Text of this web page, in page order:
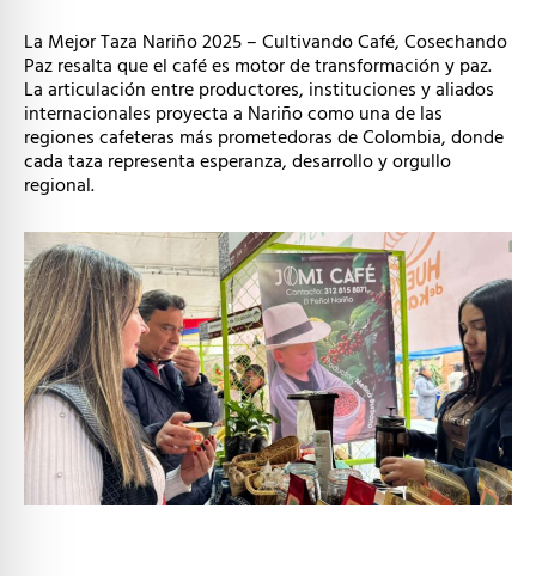
La Mejor Taza Nariño 2025 – Cultivando Café, Cosechando
Paz resalta que el café es motor de transformación y paz.
La articulación entre productores, instituciones y aliados
internacionales proyecta a Nariño como una de las
regiones cafeteras más prometedoras de Colombia, donde
cada taza representa esperanza, desarrollo y orgullo
regional.